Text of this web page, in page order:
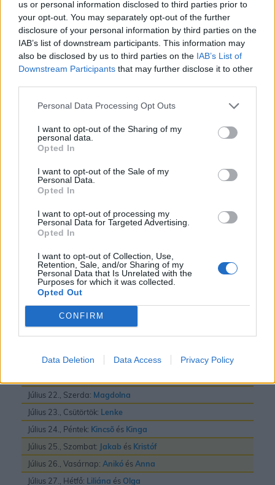
us or personal information disclosed to third parties prior to
your opt-out. You may separately opt-out of the further
disclosure of your personal information by third parties on the
IAB’s list of downstream participants. This information may
also be disclosed by us to third parties on the IAB’s List of
Downstream Participants that may further disclose it to other
Personal Data Processing Opt Outs
I want to opt-out of the Sharing of my
personal data.
Opted In
I want to opt-out of the Sale of my
Personal Data.
Opted In
I want to opt-out of processing my
Personal Data for Targeted Advertising.
Opted In
I want to opt-out of Collection, Use,
Retention, Sale, and/or Sharing of my
Personal Data that Is Unrelated with the
Purposes for which it was collected.
Opted Out
CONFIRM
Data Deletion Data Access Privacy Policy
Július
Július 1., Szerda: AnnamáriaésTihamér
Július 2., Csütörtök:
Július 3., Péntek:KornélésSoma
Július 4., Szombat:Ulrik
Július 5., Vasárnap:EmeseésSarolta
Július 7., Kedd:Apollónia
Július 8., Szerda:
Július 9., Csütörtök:Lukrécia
Július 10., Péntek:
Július 12., Vasárnap:DalmaésIzabella
Július 13., Hétfő:
Július 14., Kedd:Orsés Stella
Július 15., Szerda: HenrikésRoland
Július 16., Csütörtök:
Július 17., Péntek:ElekésEndre
Július 18., Szombat:Frigyes
Július 20., Hétfő:Illés
Július 22., Szerda: Magdolna
Július 23., Csütörtök: Lenke
Július 24., Péntek: Kincsõ és Kinga
Július 25., Szombat: Jakab és Kristóf
Július 26., Vasárnap: Anikó ésAnna
Július 27., Hétfő: Liliána és Olga